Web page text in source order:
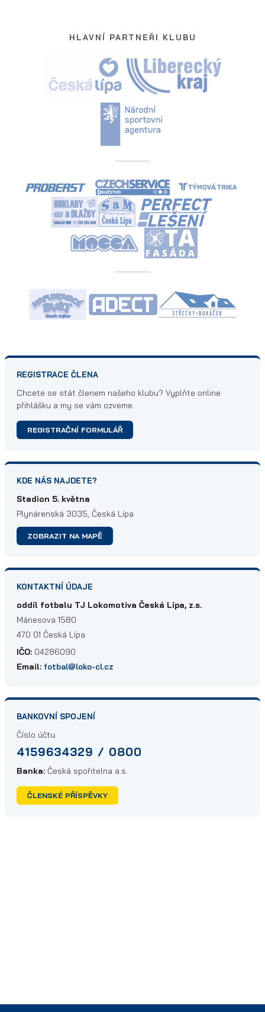
HLAVNÍ PARTNEŘI KLUBU
REGISTRACE ČLENA
Chcete se stát členem našeho klubu? Vyplňte online
přihlášku a my se vám ozveme.
REGISTRAČNÍ FORMULÁŘ
KDE NÁS NAJDETE?
Stadion 5. května
Plynárenská 3035, Česká Lípa
ZOBRAZIT NA MAPĚ
KONTAKTNÍ ÚDAJE
oddíl fotbalu TJ Lokomotiva Česká Lípa, z.s.
Mánesova 1580
470 01 Česká Lípa
IČO: 04286090
Email: fotbal@loko-cl.cz
BANKOVNÍ SPOJENÍ
Číslo účtu:
4159634329 / 0800
Banka: Česká spořitelna a.s.
ČLENSKÉ PŘÍSPĚVKY